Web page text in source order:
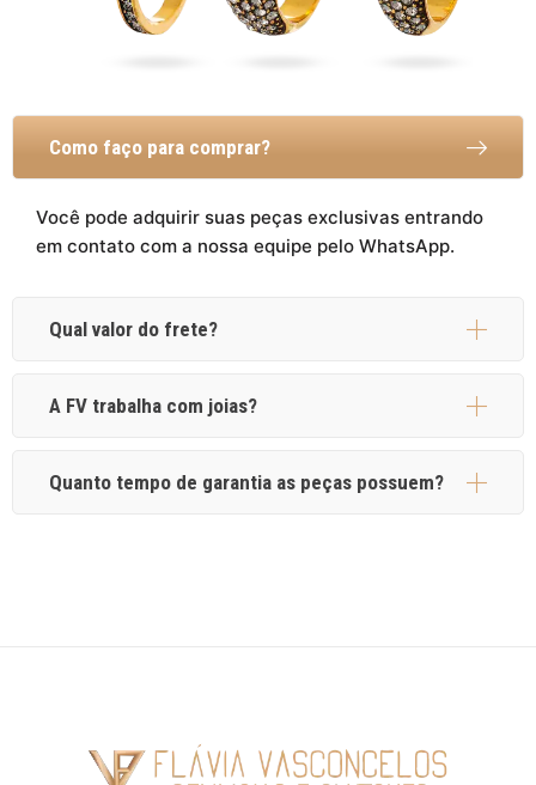
Como faço para comprar?
Você pode adquirir suas peças exclusivas entrando
em contato com a nossa equipe pelo WhatsApp.
Qual valor do frete?
A FV trabalha com joias?
Quanto tempo de garantia as peças possuem?